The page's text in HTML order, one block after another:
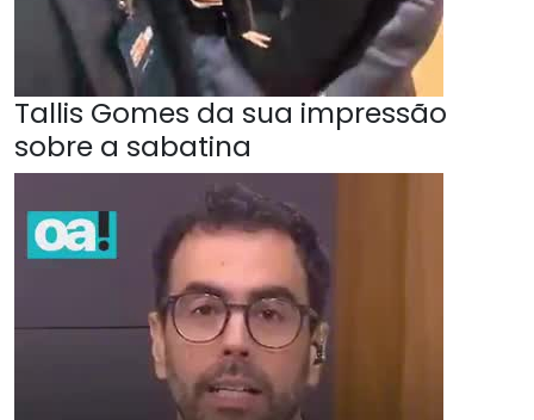
Tallis Gomes da sua impressão
sobre a sabatina